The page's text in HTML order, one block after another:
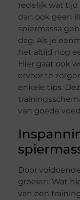
redelijk wat tijd
dan ook geen
spiermassa
dag. Als je
het altijd nog
Hier gaat ook
ervoor te
enkele tips.
van goede
Door
groeien. Wat
van een